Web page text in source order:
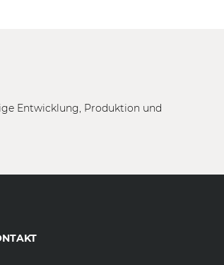
Entwicklung, Produktion und